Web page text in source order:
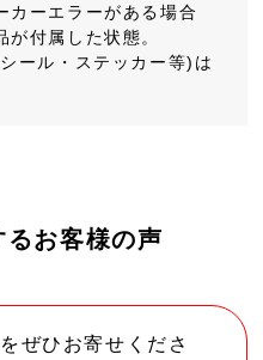
カーエラーがある場合
付属した状態。
ール・ステッカー等)は
るお客様の声
ぜひお寄せくださ